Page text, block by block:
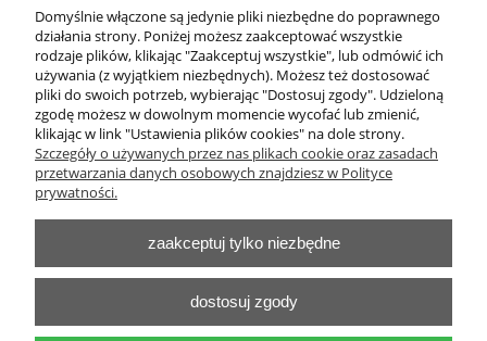
Link: Przegląd opcji wyposażenia dodatkowego dygestorium
O nas
Pomoc
Moje konto
Domyślnie włączone są jedynie pliki niezbędne do poprawnego
działania strony. Poniżej możesz zaakceptować wszystkie
rodzaje plików, klikając "Zaakceptuj wszystkie", lub odmówić ich
używania (z wyjątkiem niezbędnych). Możesz też dostosować
pliki do swoich potrzeb, wybierając "Dostosuj zgody". Udzieloną
zgodę możesz w dowolnym momencie wycofać lub zmienić,
klikając w link "Ustawienia plików cookies" na dole strony.
Szczegóły o używanych przez nas plikach cookie oraz zasadach
przetwarzania danych osobowych znajdziesz w Polityce
prywatności.
zaakceptuj tylko niezbędne
dostosuj zgody